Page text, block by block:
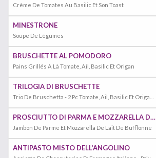
Crème De Tomates Au Basilic Et Son Toast
MINESTRONE
Soupe De Légumes
BRUSCHETTE AL POMODORO
Pains Grillés A Là Tomate, Ail, Basilic Et Origan
TRILOGIA DI BRUSCHETTE
PROSCIUTTO DI PARMA E MOZZARELLA DI BUFALA
Jambon De Parme Et Mozzarella De Lait De Bufflonne
ANTIPASTO MISTO DELL'ANGOLINO